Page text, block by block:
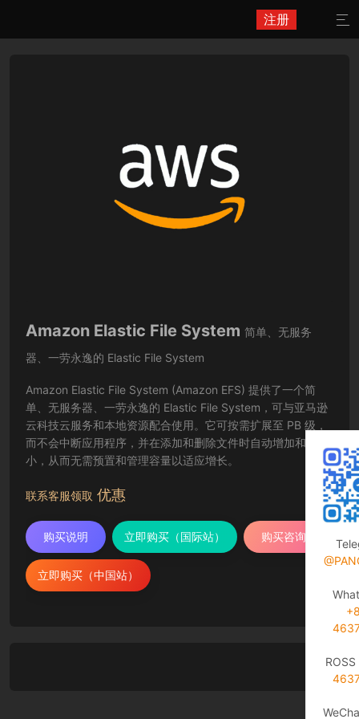
注册 
Amazon Elastic File System 简单、无服务
器、一劳永逸的 Elastic File System
Amazon Elastic File System (Amazon EFS) 提供了一个简
单、无服务器、一劳永逸的 Elastic File System，可与亚马逊
云科技云服务和本地资源配合使用。它可按需扩展至 PB 级，
而不会中断应用程序，并在添加和删除文件时自动增加和缩
小，从而无需预置和管理容量以适应增长。
联系客服领取 优惠
购买说明 立即购买（国际站） 购买咨询
立即购买（中国站）